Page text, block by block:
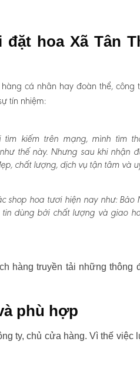
hoa Xã Tân
cá nhân hay đoàn thể, công
tín nhiệm:
tìm kiếm trên mạng, mình tìm
thế này. Nhưng sau khi nhận
chất lượng, dịch vụ tận tâm và
shop hoa tươi hiện nay như: Bảo
tin dùng bởi chất lượng và giao
hàng truyền tải những thông
phù hợp
ty, chủ cửa hàng. Vì thế việc